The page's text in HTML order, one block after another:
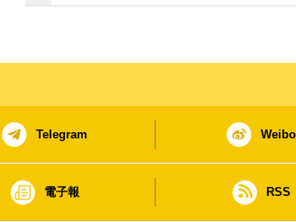
Telegram Weibo
電子報 RSS